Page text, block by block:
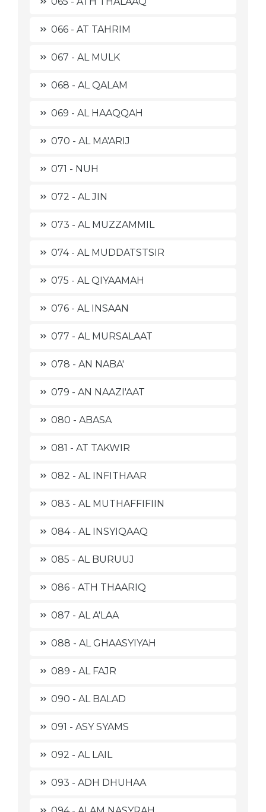
066 - AT TAHRIM
067 - AL MULK
068 - AL QALAM
069 - AL HAAQQAH
070 - AL MA'ARIJ
071 - NUH
072 - AL JIN
073 - AL MUZZAMMIL
074 - AL MUDDATSTSIR
075 - AL QIYAAMAH
076 - AL INSAAN
077 - AL MURSALAAT
078 - AN NABA'
079 - AN NAAZI'AAT
080 - ABASA
081 - AT TAKWIR
082 - AL INFITHAAR
083 - AL MUTHAFFIFIIN
084 - AL INSYIQAAQ
085 - AL BURUUJ
086 - ATH THAARIQ
087 - AL A'LAA
088 - AL GHAASYIYAH
089 - AL FAJR
090 - AL BALAD
091 - ASY SYAMS
092 - AL LAIL
093 - ADH DHUHAA